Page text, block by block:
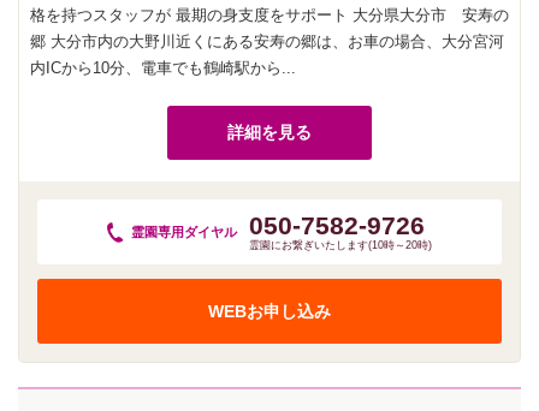
格を持つスタッフが 最期の身支度をサポート 大分県大分市 安寿の
郷 大分市内の大野川近くにある安寿の郷は、お車の場合、大分宮河
内ICから10分、電車でも鶴崎駅から...
詳細を見る
霊園専用 ダイヤル 050-7582-9726
霊園にお繋ぎいたします(10時～20時)
WEBお申し込み